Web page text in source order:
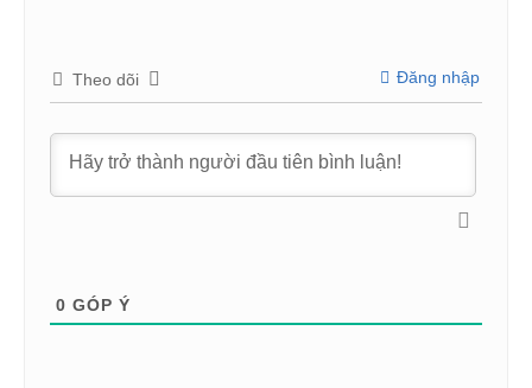
Theo dõi Đăng nhập
0 GÓP Ý